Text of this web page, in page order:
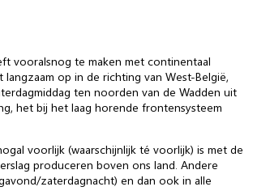
vooralsnog te maken met continentaal
op in de richting van West-België,
ten noorden van de Wadden uit
het bij het laag horende frontensysteem
voorlijk (waarschijnlijk té voorlijk) is met de
produceren boven ons land. Andere
zaterdagnacht) en dan ook in alle